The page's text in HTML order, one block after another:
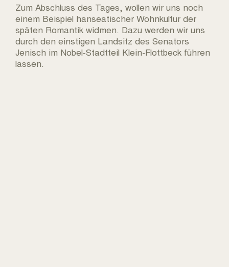
Zum Abschluss des Tages, wollen wir uns noch
einem Beispiel hanseatischer Wohnkultur der
späten Romantik widmen. Dazu werden wir uns
durch den einstigen Landsitz des Senators
Jenisch im Nobel-Stadtteil Klein-Flottbeck führen
lassen.